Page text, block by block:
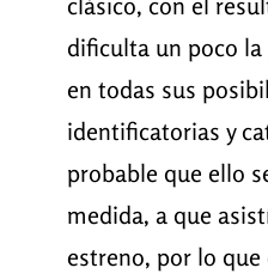
dificulta un poco
en todas sus
identificatorias y
probable que ello
medida, a que
estreno, por lo